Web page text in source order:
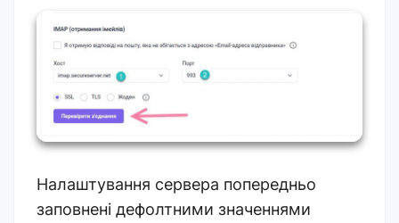
Налаштування сервера попередньо
заповнені дефолтними значеннями